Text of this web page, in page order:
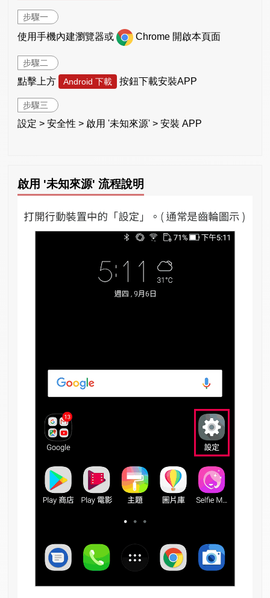
步驟一
使用手機內建瀏覽器或 Chrome 開啟本頁面
步驟二
點擊上方 Android 下載 按鈕下載安裝APP
步驟三
設定 > 安全性 > 啟用 '未知來源' > 安裝 APP
啟用 '未知來源' 流程說明